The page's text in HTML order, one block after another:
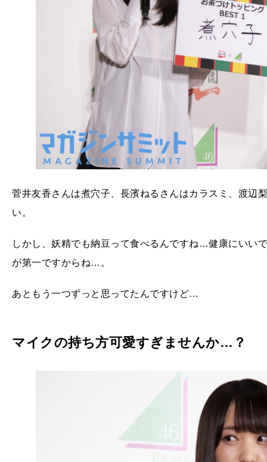
菅井友香さんは煮穴子、長濱ねるさんはカラスミ、渡辺
い。
しかし、妖精でも納豆って食べるんですね…健康にい
が第一ですからね…。
あともう一つずっと思ってたんですけど…
マイクの持ち方可愛すぎませんか…？